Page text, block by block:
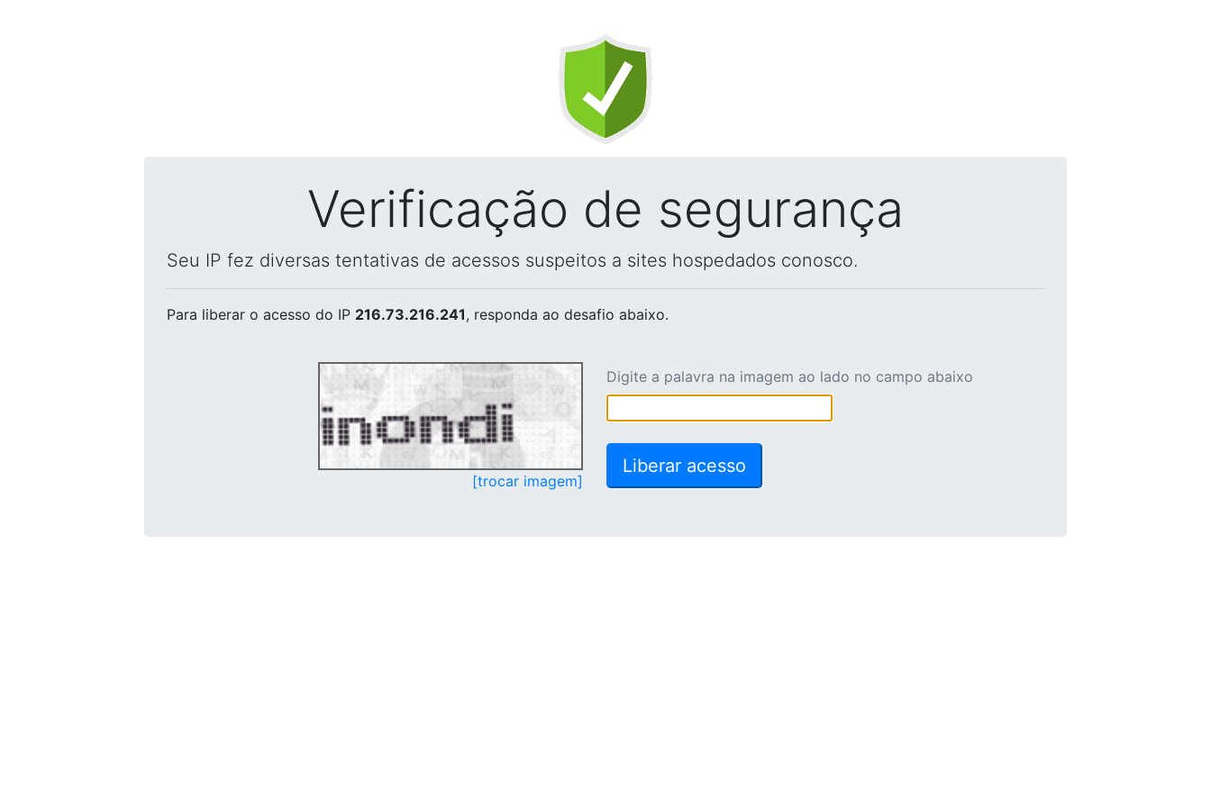
Verificação de segurança
Seu IP fez diversas tentativas de acessos suspeitos a sites hospedados conosco.
Para liberar o acesso do IP 216.73.216.241, responda ao desafio abaixo.
[trocar imagem]
Digite a palavra na imagem ao lado no campo abaixo